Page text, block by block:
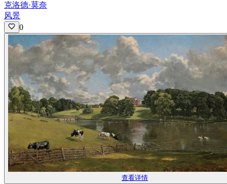
克洛德·莫奈
风景
0
查看详情